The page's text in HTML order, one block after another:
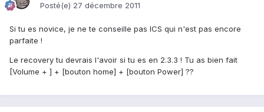
Posté(e) 27 décembre 2011
Si tu es novice, je ne te conseille pas ICS qui n'est pas encore
parfaite !
Le recovery tu devrais l'avoir si tu es en 2.3.3 ! Tu as bien fait
[Volume + ] + [bouton home] + [bouton Power] ??